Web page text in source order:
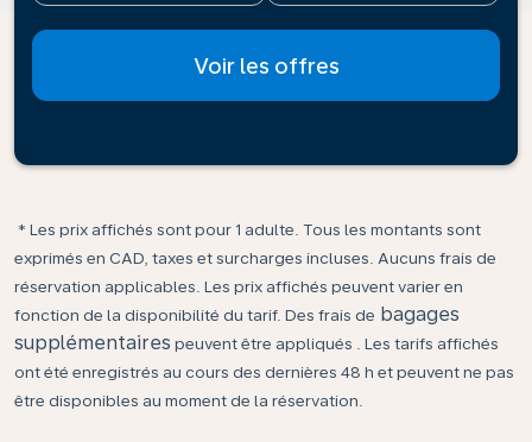
Voir les offres
* Les prix affichés sont pour 1 adulte. Tous les montants sont
exprimés en CAD, taxes et surcharges incluses. Aucuns frais de
réservation applicables. Les prix affichés peuvent varier en
fonction de la disponibilité du tarif. Des frais de bagages
supplémentaires peuvent être appliqués . Les tarifs affichés
ont été enregistrés au cours des dernières 48 h et peuvent ne pas
être disponibles au moment de la réservation.